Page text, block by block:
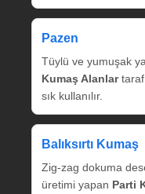
Pazen
Tüylü ve yumuşak
Kumaş Alanlar
sık kullanılır.
Balıksırtı Kumaş
Zig‑zag dokuma
üretimi yapan Parti